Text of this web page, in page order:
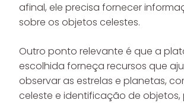
afinal, ele precisa fornecer
sobre os objetos celestes.
Outro ponto relevante é que a
escolhida forneça recursos que
observar as estrelas e planetas,
celeste e identificação de objetos,